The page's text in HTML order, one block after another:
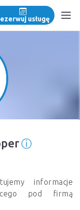
usługę
ⓘ
informacje
pod firmą